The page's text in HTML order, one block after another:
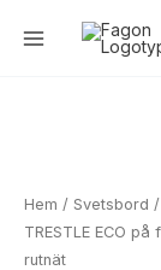
Hem / Svetsbord /
TRESTLE ECO
rutnät
ECO
på
fötter